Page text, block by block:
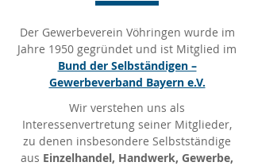
Der Gewerbeverein Vöhringen wurde im
Jahre 1950 gegründet und ist Mitglied im
Bund der Selbständigen –
Gewerbeverband Bayern e.V.
Wir verstehen uns als
Interessenvertretung seiner Mitglieder,
zu denen insbesondere Selbstständige
aus Einzelhandel, Handwerk, Gewerbe,